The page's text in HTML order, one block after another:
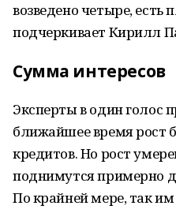
возведено четыре, есть
подчеркивает Кирилл
Сумма интересов
Эксперты в один голос
ближайшее время рост
кредитов. Но рост
поднимутся примерно
По крайней мере, так